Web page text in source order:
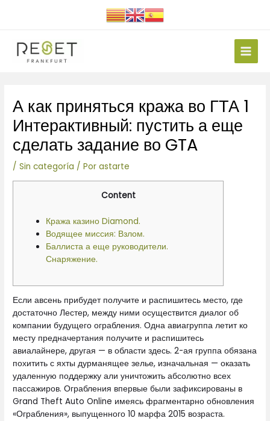
Main
А как приняться кража во ГТА 1
Интерактивный: пустить а еще
сделать задание во GTA
/Sin categoría / Porastarte
Content
Кража казино Diamond.
Водящее миссия: Взлом.
Баллиста а еще руководители.
Снаряжение.
Если авсень прибудет получите и распишитесь место, где
достаточно Лестер, между ними осуществится диалог об
компании будущего ограбления. Одна авиагруппа летит ко
месту предначертания получите и распишитесь
авиалайнере, другая — в области здесь. 2-ая группа обязана
похитить с яхты дурманящее зелье, изначальная — оказать
удаленную поддержку али уничтожить абсолютно всех
пассажиров.Ограбления впервые были зафиксированы в
Grand Theft Auto Online имеясь фрагментарно обновления
«Ограбления», выпущенного 10 марфа 2015 возраста.
de
entradas